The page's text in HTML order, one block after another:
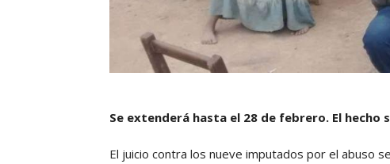
Se extenderá hasta el 28 de febrero. El hecho
El juicio contra los nueve imputados por el abuso